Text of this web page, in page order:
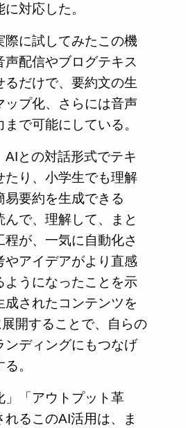
対応した。
際に試してみたこの機
声配信やブログテキス
るだけで、要約文の生
ップ化、さらには音声
で可能にしている。
AIとの対話形式でテキ
たり、小学生でも理解
易要約を生成できる
んで、理解して、まと
が、一気に自動化さ
やアイデアがより直感
ようになったことを示
成されたコンテンツを
開することで、自らの
ンディングにもつなげ
。
」「アウトプット革
るこのAI活用は、ま